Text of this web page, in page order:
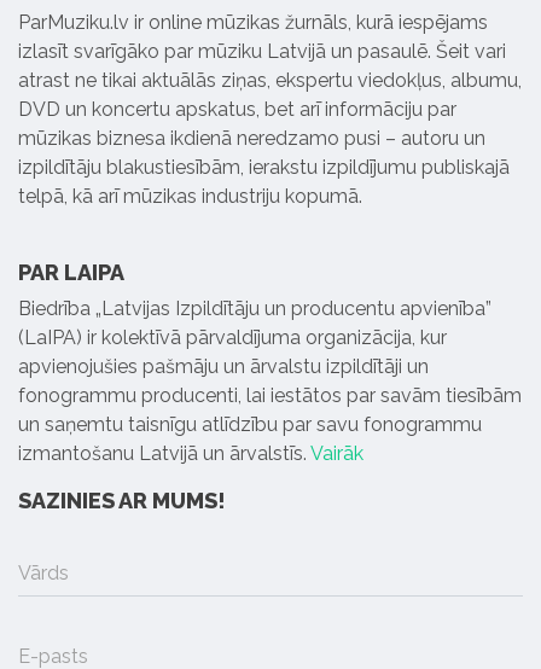
ParMuziku.lv ir online mūzikas žurnāls, kurā iespējams
izlasīt svarīgāko par mūziku Latvijā un pasaulē. Šeit vari
atrast ne tikai aktuālās ziņas, ekspertu viedokļus, albumu,
DVD un koncertu apskatus, bet arī informāciju par
mūzikas biznesa ikdienā neredzamo pusi – autoru un
izpildītāju blakustiesībām, ierakstu izpildījumu publiskajā
telpā, kā arī mūzikas industriju kopumā.
PAR LAIPA
Biedrība „Latvijas Izpildītāju un producentu apvienība”
(LaIPA) ir kolektīvā pārvaldījuma organizācija, kur
apvienojušies pašmāju un ārvalstu izpildītāji un
fonogrammu producenti, lai iestātos par savām tiesībām
un saņemtu taisnīgu atlīdzību par savu fonogrammu
izmantošanu Latvijā un ārvalstīs. Vairāk
SAZINIES AR MUMS!
Vārds
E-pasts